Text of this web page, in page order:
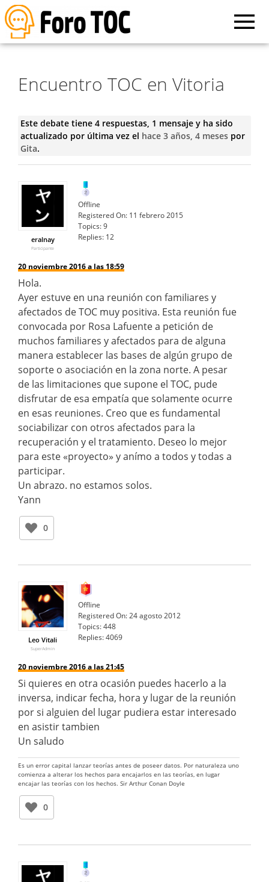
Encuentro TOC en Vitoria
Este debate tiene 4 respuestas, 1 mensaje y ha sido
actualizado por última vez el hace 3 años, 4 mesespor
Gita.
eralnay
Participante
Offline
Registered On: 11 febrero 2015
Topics:9
Replies: 12
20 noviembre 2016 a las 18:59
Hola.
Ayer estuve en una reunión con familiares y
afectados de TOC muy positiva. Esta reunión fue
convocada por Rosa Lafuente a petición de
muchos familiares y afectados para de alguna
manera establecer las bases de algún grupo de
soporte o asociación en la zona norte. A pesar
de las limitaciones que supone el TOC, pude
disfrutar de esa empatía que solamente ocurre
en esas reuniones. Creo que es fundamental
sociabilizar con otros afectados para la
recuperación y el tratamiento. Deseo lo mejor
para este «proyecto» y anímo a todos y todas a
participar.
Un abrazo. no estamos solos.
Yann
0
Leo Vitali
SuperAdmin
Offline
Registered On:24 agosto 2012
Topics:448
Replies:4069
20 noviembre 2016 a las 21:45
Si quieres en otra ocasión puedes hacerlo a la
inversa, indicar fecha, hora y lugar de la reunión
por si alguien del lugar pudiera estar interesado
en asistir tambien
Un saludo
Es un error capital lanzar teorías antes de poseer datos. Por naturaleza uno
comienza a alterar los hechos para encajarlos en las teorías, en lugar
encajar las teorías con los hechos. Sir Arthur Conan Doyle
0